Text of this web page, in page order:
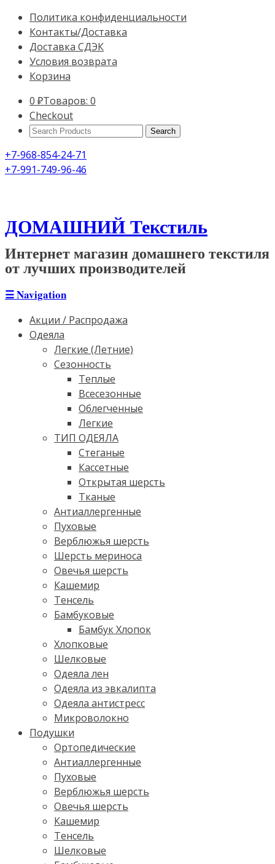
Политика конфиденциальности
Контакты/Доставка
Доставка СДЭК
Условия возврата
Корзина
0 ₽Товаров: 0
Checkout
Search
+7-968-854-24-71
+7-991-749-96-46
ДОМАШНИЙ Текстиль
Интернет магазин домашнего текстиля
от лучших производителей
☰Navigation
Акции / Распродажа
Одеяла
Легкие (Летние)
Сезонность
Теплые
Всесезонные
Облегченные
Легкие
ТИП ОДЕЯЛА
Стеганые
Кассетные
Открытая шерсть
Тканые
Антиаллергенные
Пуховые
Верблюжья шерсть
Шерсть мериноса
Овечья шерсть
Кашемир
Тенсель
Бамбуковые
Бамбук Хлопок
Хлопковые
Шелковые
Одеяла лен
Одеяла из эвкалипта
Одеяла антистресс
Микроволокно
Подушки
Ортопедические
Антиаллергенные
Пуховые
Верблюжья шерсть
Овечья шерсть
Кашемир
Тенсель
Шелковые